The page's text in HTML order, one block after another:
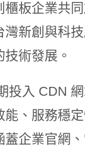
櫃板企業共
灣新創與科
術發展。
投入 CDN
能、服務穩
企業官網